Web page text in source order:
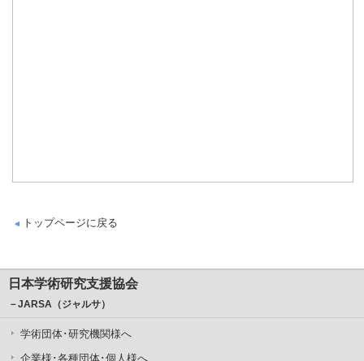
トップページに戻る
日本学術研究支援協会
－JARSA（ジャルサ）
学術団体･研究機関様へ
企業様･各種団体･個人様へ